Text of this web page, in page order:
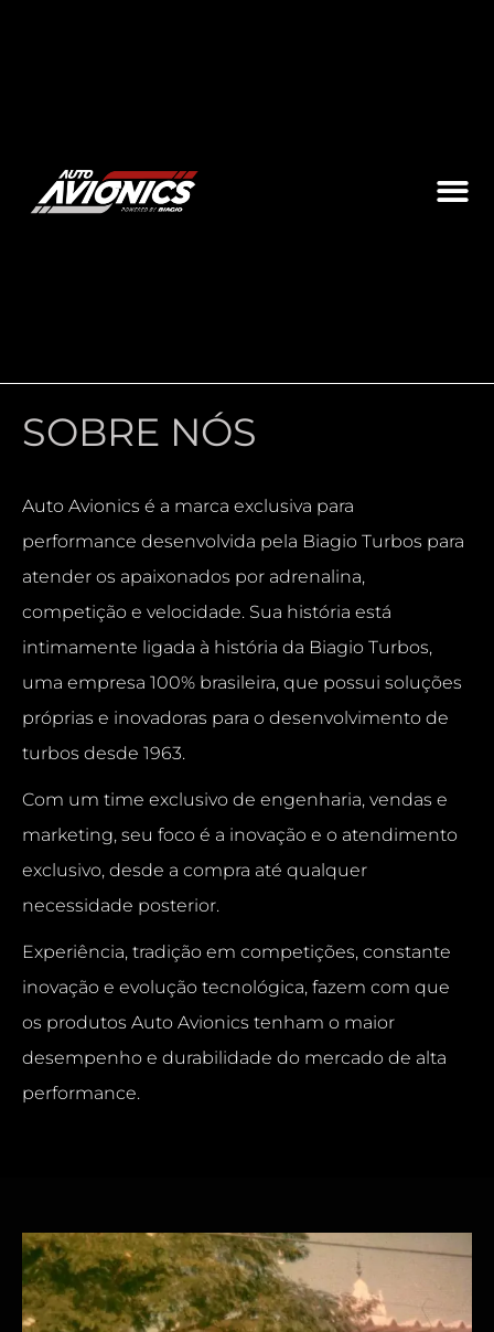
SOBRE NÓS
Auto Avionics é a marca exclusiva para
performance desenvolvida pela Biagio Turbos para
atender os apaixonados por adrenalina,
competição e velocidade. Sua história está
intimamente ligada à história da Biagio Turbos,
uma empresa 100% brasileira, que possui soluções
próprias e inovadoras para o desenvolvimento de
turbos desde 1963.
Com um time exclusivo de engenharia, vendas e
marketing, seu foco é a inovação e o atendimento
exclusivo, desde a compra até qualquer
necessidade posterior.
Experiência, tradição em competições, constante
inovação e evolução tecnológica, fazem com que
os produtos Auto Avionics tenham o maior
desempenho e durabilidade do mercado de alta
performance.